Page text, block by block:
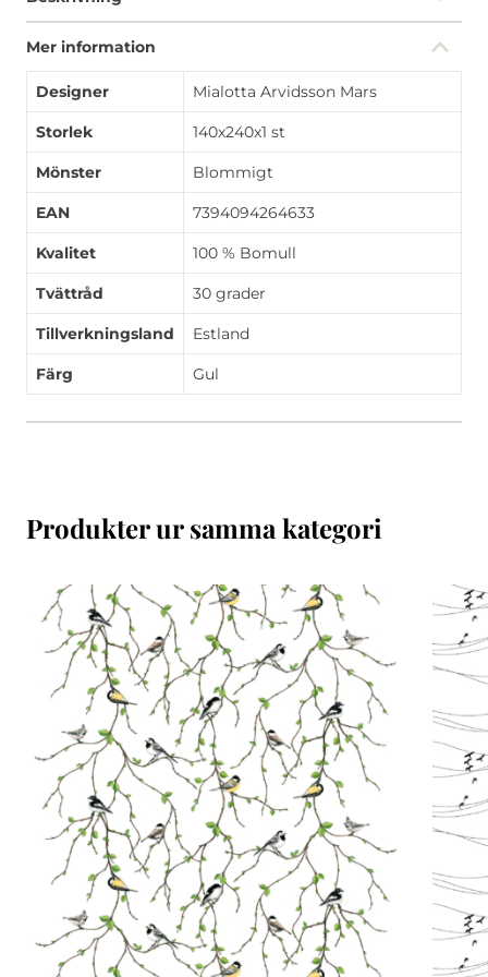
Mer information
Designer Mialotta Arvidsson Mars
Storlek 140x240x1 st
Mönster Blommigt
EAN 7394094264633
Kvalitet 100 % Bomull
Tvättråd 30 grader
Tillverkningsland Estland
Färg Gul
Produkter ur samma kategori